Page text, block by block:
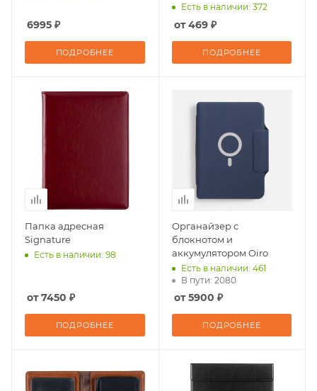
6995 ₽
ПОДРОБНЕЕ
Есть в наличии: 372
от 469 ₽
ПОДРОБНЕЕ
Папка адресная
Signature
Есть в наличии: 98
от 7450 ₽
ПОДРОБНЕЕ
Органайзер с
блокнотом и
аккумулятором Oiro
Есть в наличии: 461
В пути: 2080
от 5900 ₽
ПОДРОБНЕЕ